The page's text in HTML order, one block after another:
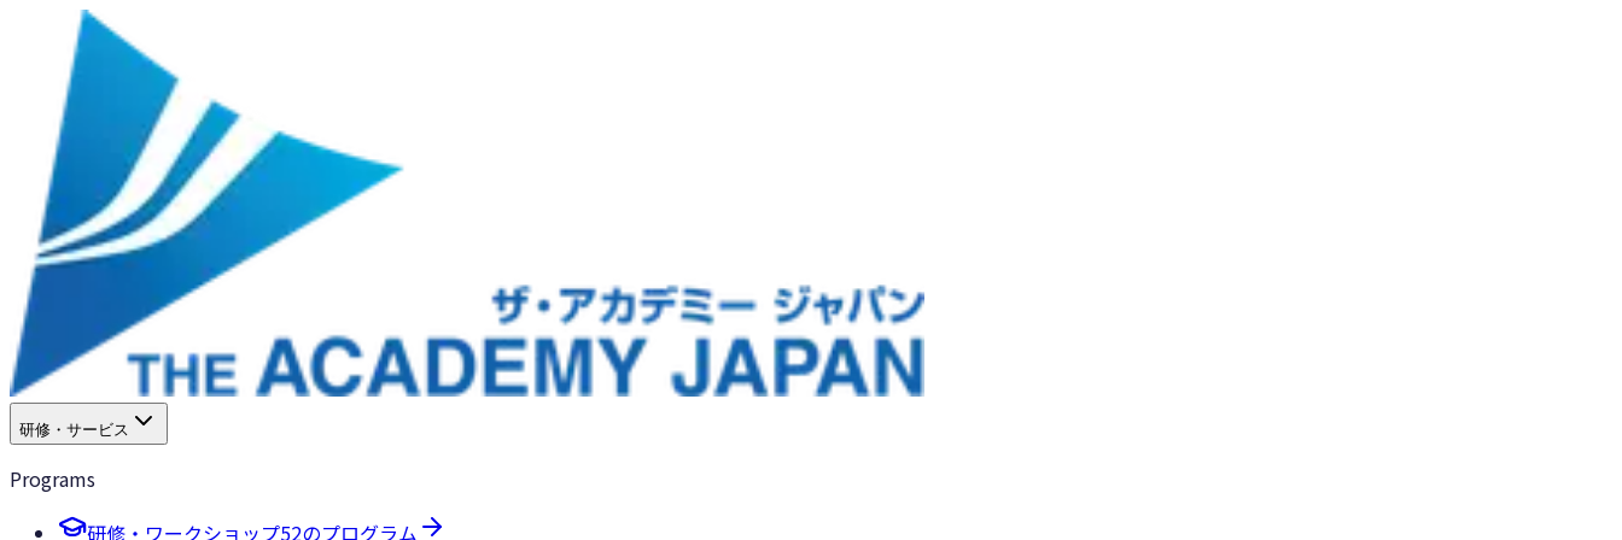
研修・サービス
Programs
研修・ワークショップ52のプログラム